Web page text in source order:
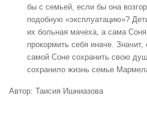
бы с семьей, если бы она
подобную «эксплуатацию»?
их больная мачеха, а сама
прокормить себя иначе.
самой Соне сохранить свою
сохранило жизнь семье
Автор: Таисия Ишниазова